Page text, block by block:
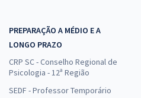
PREPARAÇÃO A MÉDIO E A
LONGO PRAZO
CRP SC - Conselho Regional de
Psicologia - 12ª Região
SEDF - Professor Temporário